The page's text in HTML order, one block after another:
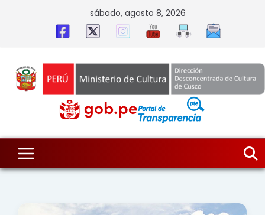
sábado, agosto 8, 2026